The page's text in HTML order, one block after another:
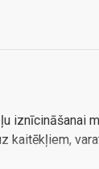
iznīcināšanai
kaitēkļiem,